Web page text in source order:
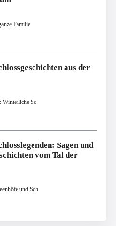
Familie
aus der
Winterliche Sc
Sagen und
vom Tal der
und Sch